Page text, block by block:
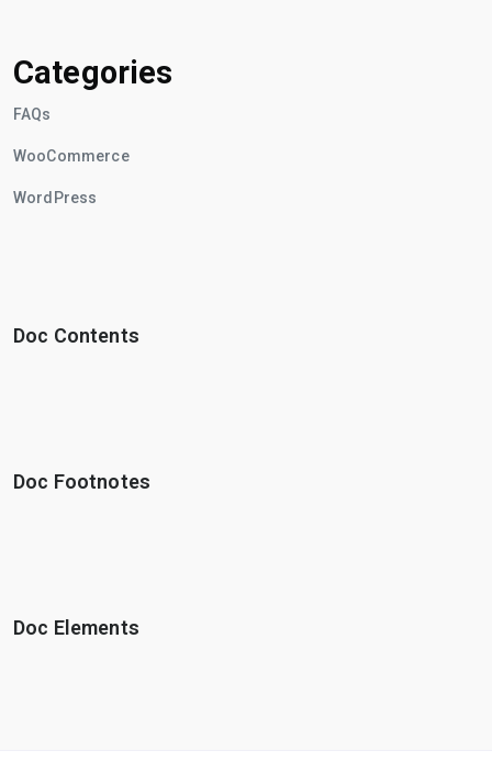
Categories
FAQs
WooCommerce
WordPress
Doc Contents
Doc Footnotes
Doc Elements